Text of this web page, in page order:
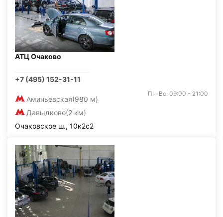
АТЦ Очаково
+7 (495) 152-31-11
Аминьевская(980 м)
Давыдково(2 км)
Пн-Вс: 09:00 - 21:00
Очаковское ш., 10к2с2